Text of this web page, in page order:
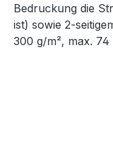
Bedruckung die
ist) sowie 2-
300 g/m², max. 74